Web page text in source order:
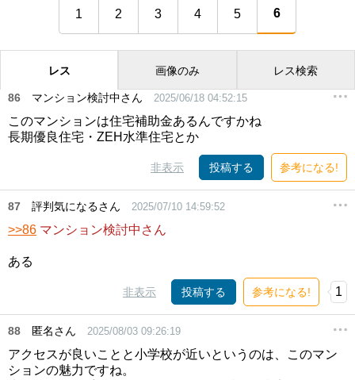
1 2 3 4 5 6
レス 画像のみ レス検索
86 マンション検討中さん 2025/06/18 04:52:15
このマンションは住宅補助金あるんですかね
長期優良住宅・ZEH水準住宅とか
非表示 投稿する 参考になる!
87 評判気になるさん 2025/07/10 14:59:52
>>86 マンション検討中さん
ある
非表示 投稿する 参考になる! 1
88 匿名さん 2025/08/03 09:26:19
アクセスが良いことと小学校が近いというのは、このマン
ションの魅力ですね。